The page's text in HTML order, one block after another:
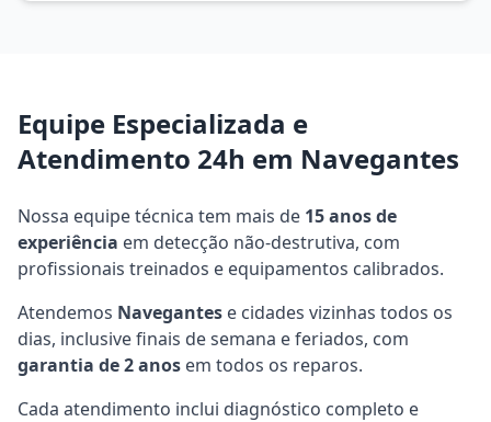
Equipe Especializada e
Atendimento 24h em Navegantes
Nossa equipe técnica tem mais de 15 anos de
experiência em detecção não-destrutiva, com
profissionais treinados e equipamentos calibrados.
Atendemos Navegantes e cidades vizinhas todos os
dias, inclusive finais de semana e feriados, com
garantia de 2 anos em todos os reparos.
Cada atendimento inclui diagnóstico completo e